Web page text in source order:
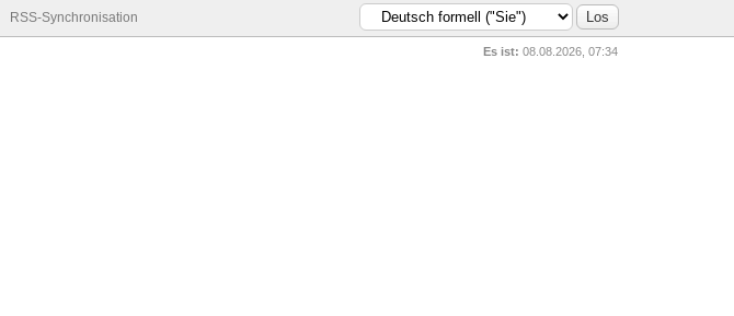
RSS-Synchronisation
Es ist: 08.08.2026, 07:34